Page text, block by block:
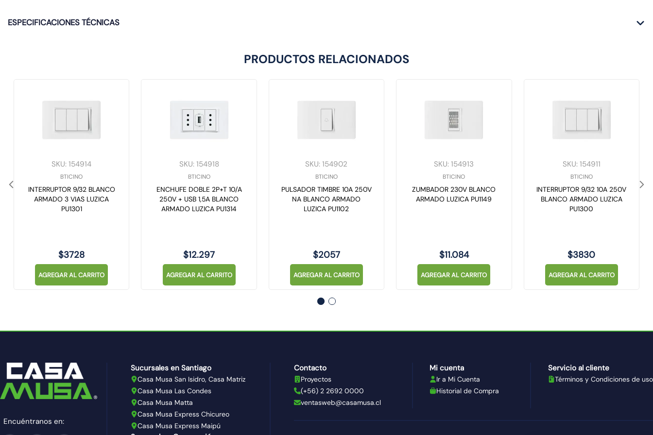
ESPECIFICACIONES TÉCNICAS
PRODUCTOS RELACIONADOS
SKU:154914
BTICINO
INTERRUPTOR 9/32 BLANCO
ARMADO 3 VIAS LUZICA
PU1301
$3728
AGREGAR AL CARRITO
SKU: 154918
BTICINO
ENCHUFE DOBLE 2P+T 10/A
250V + USB 1,5A BLANCO
ARMADO LUZICA PU1314
$12.297
AGREGAR AL CARRITO
SKU:154902
BTICINO
PULSADOR TIMBRE 10A 250V
NA BLANCO ARMADO
LUZICA PU1102
$2057
AGREGAR AL CARRITO
SKU:154913
BTICINO
ZUMBADOR 230V BLANCO
ARMADO LUZICA PU1149
$11.084
AGREGAR AL CARRITO
SKU: 154911
BTICINO
INTERRUPTOR 9/32 10A 250V
BLANCO ARMADO LUZICA
PU1300
$3830
AGREGAR AL CARRITO
Encuéntranos en:
Sucursales en Santiago
Casa Musa San Isidro, Casa Matriz
Casa Musa Las Condes
Casa Musa Matta
Casa Musa Express Chicureo
Casa Musa Express Maipú
Contacto
Proyectos
(+56) 2 2692 0000
ventasweb@casamusa.cl
Mi cuenta
Ir a Mi Cuenta
Historial de Compra
Servicio al cliente
Términos y Condiciones de uso